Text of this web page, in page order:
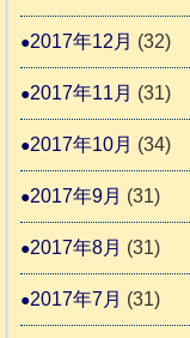
2017年12月 (32)
2017年11月 (31)
2017年10月 (34)
2017年9月 (31)
2017年8月 (31)
2017年7月 (31)